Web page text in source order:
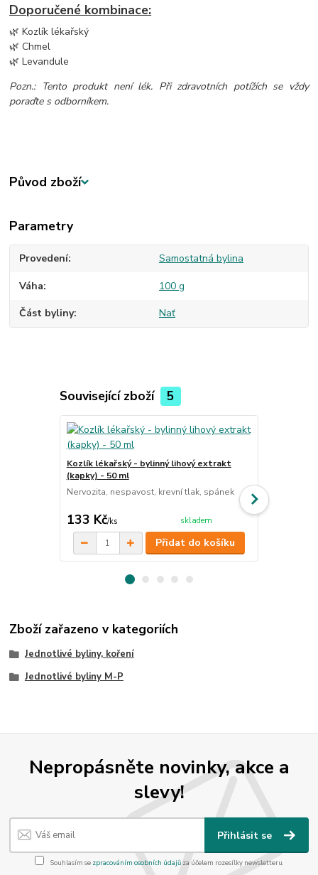
Doporučené kombinace:
🌿 Kozlík lékařský
🌿 Chmel
🌿 Levandule
Pozn.: Tento produkt není lék. Při zdravotních potížích se vždy
poraďte s odborníkem.
Původ zboží
Parametry
Provedení Samostatná bylina
Váha 100 g
Část byliny Nať
Související zboží 5
Kozlík lékařský - bylinný lihový extrakt
(kapky) - 50 ml
Nervozita, nespavost, krevní tlak, spánek
133 Kč/ks skladem
Přidat do košíku
cena od
Zboží zařazeno v kategoriích
Jednotlivé byliny, koření
Jednotlivé byliny M-P
Nepropásněte novinky, akce a
slevy!
Přihlásit se
Souhlasím se zpracováním osobních údajůza účelem rozesílky newsletteru.